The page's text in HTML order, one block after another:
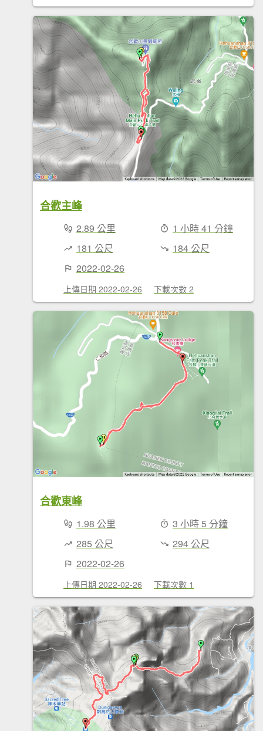
合歡主峰
2.89 公里
1 小時 41 分鐘
181 公尺
184 公尺
2022-02-26
上傳日期 2022-02-26 下載次數 2
合歡東峰
1.98 公里
3 小時 5 分鐘
285 公尺
294 公尺
2022-02-26
上傳日期 2022-02-26 下載次數 1